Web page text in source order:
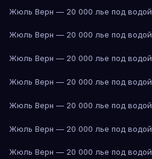
Жюль Верн — 20 000 лье под водой
Жюль Верн — 20 000 лье под водой
Жюль Верн — 20 000 лье под водой
Жюль Верн — 20 000 лье под водой
Жюль Верн — 20 000 лье под водой
Жюль Верн — 20 000 лье под водой
Жюль Верн — 20 000 лье под водой